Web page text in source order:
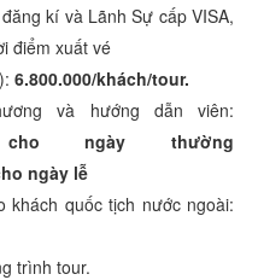
kí và Lãnh Sự cấp VISA,
điểm xuất vé
6.800.000/khách/tour.
và hướng dẫn viên:
cho ngày thường
ngày lễ
khách quốc tịch nước ngoài:
trình tour.